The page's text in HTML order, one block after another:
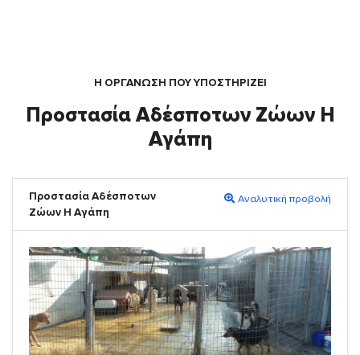
Η ΟΡΓΆΝΩΣΗ ΠΟΥ ΥΠΟΣΤΗΡΙΖΕΙ
Προστασία Αδέσποτων Ζώων Η
Αγάπη
Προστασία Αδέσποτων
Ζώων Η Αγάπη
Αναλυτική προβολή